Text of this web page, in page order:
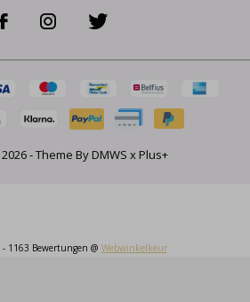
2026- Theme ByDMWS x Plus+
- 1163 Bewertungen @ Webwinkelkeur